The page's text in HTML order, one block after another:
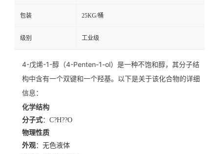
包装 25KG/桶
级别 工业级
4-戊烯-1-醇（4-Penten-1-ol）是一种不饱和醇，其分子结
构中含有一个双键和一个羟基。以下是关于该化合物的详细
信息：
化学结构
分子式：C?H??O
物理性质
外观：无色液体